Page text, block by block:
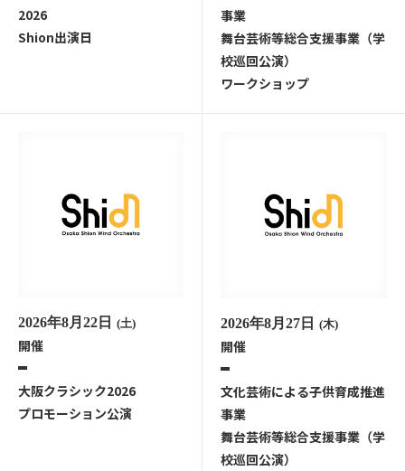
2026
Shion出演日
事業
舞台芸術等総合支援事業（学
校巡回公演）
ワークショップ
2026年8月22日 (土)
開催
大阪クラシック2026
プロモーション公演
2026年8月27日 (木)
開催
文化芸術による子供育成推進
事業
舞台芸術等総合支援事業（学
校巡回公演）